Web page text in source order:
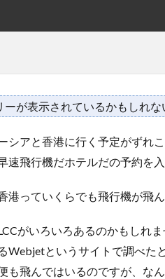
が表示されているかもしれな
シアと香港に行く予定がずれ
速飛行機だホテルだの予約を
港っていくらでも飛行機が飛
がいろいろあるのかもしれ
Webjetというサイトで調べた
も飛んではいるのですが、な